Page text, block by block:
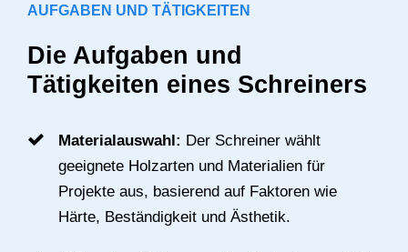
AUFGABEN UND TÄTIGKEITEN
Die Aufgaben und
Tätigkeiten eines Schreiners
Materialauswahl: Der Schreiner wählt
geeignete Holzarten und Materialien für
Projekte aus, basierend auf Faktoren wie
Härte, Beständigkeit und Ästhetik.